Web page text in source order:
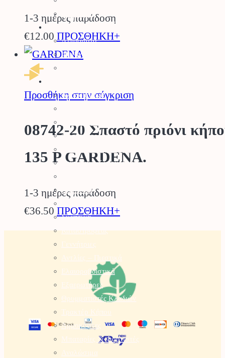
1-3 ημέρες παράδοση
€12.00 ΠΡΟΣΘΗΚΗ+
Προσθήκη στην σύγκριση
08742-20 Σπαστό πριόνι
135 P GARDENA.
1-3 ημέρες παράδοση
€36.50 ΠΡΟΣΘΗΚΗ+
Πάσσαλοι
Βελτιωτικά Εδάφους
Λιπάσματα
Φυτοχώματα
Αλυσοπρίονα
Φυσητήρες – Αναρροφητήρες
Ρομποτικό Χλοοκοπτικό
Πλυστικά
Σκαπτικά
Καταστροφέας
Γεννήτριες
Αντλίες – Πιεστικά
Ελαιοραβδιστικά
Εξαερωτήρες
Θρυμματιστές Κλαδιών
Τρακτέρ Κήπου
Αρμοκόφτες
Μπαταρίες & Φορτιστές
Αναλώσιμα